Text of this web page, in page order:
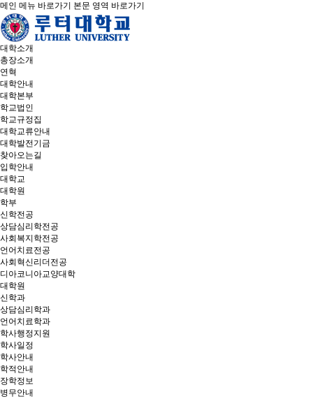
메인 메뉴 바로가기 본문 영역 바로가기
대학소개
총장소개
연혁
대학안내
대학본부
학교법인
학교규정집
대학교류안내
대학발전기금
찾아오는길
입학안내
대학교
대학원
학부
신학전공
상담심리학전공
사회복지학전공
언어치료전공
사회혁신리더전공
디아코니아교양대학
대학원
신학과
상담심리학과
언어치료학과
학사행정지원
학사일정
학사안내
학적안내
장학정보
병무안내